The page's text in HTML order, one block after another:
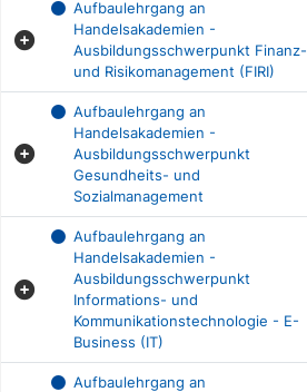
Aufbaulehrgang an
Handelsakademien -
Ausbildungsschwerpunkt Finanz-
und Risikomanagement (FIRI)
Aufbaulehrgang an
Handelsakademien -
Ausbildungsschwerpunkt
Gesundheits- und
Sozialmanagement
Aufbaulehrgang an
Handelsakademien -
Ausbildungsschwerpunkt
Informations- und
Kommunikationstechnologie - E-
Business (IT)
Aufbaulehrgang an